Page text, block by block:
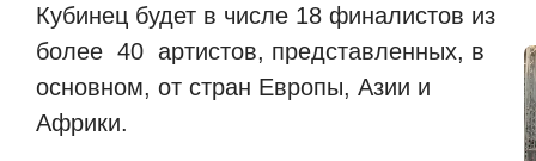
Кубинец будет в числе 18 финалистов из
более 40 артистов, представленных, в
основном, от стран Европы, Азии и
Африки.